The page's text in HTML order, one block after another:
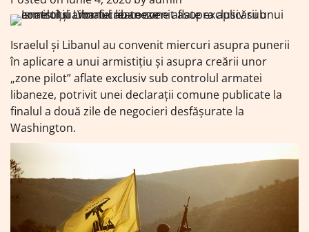
Israelul și Libanul au convenit miercuri asupra punerii
în aplicare a unui armistițiu și asupra creării unor
„zone pilot” aflate exclusiv sub controlul armatei
libaneze, potrivit unei declarații comune publicate la
finalul a două zile de negocieri desfășurate la
Washington.